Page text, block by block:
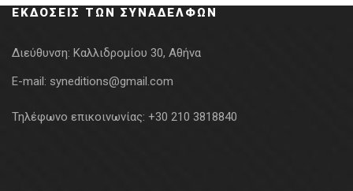
ΕΚΔΌΣΕΙΣ ΤΩΝ ΣΥΝΑΔΈΛΦΩΝ
Διεύθυνση: Καλλιδρομίου 30, Αθήνα
E-mail: syneditions@gmail.com
Τηλέφωνο επικοινωνίας: +30 210 3818840